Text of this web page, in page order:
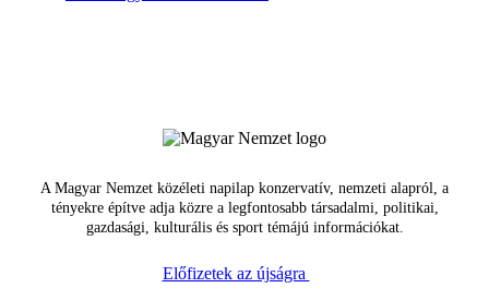
A Magyar Nemzet közéleti napilap konzervatív, nemzeti alapról, a
tényekre építve adja közre a legfontosabb társadalmi, politikai,
gazdasági, kulturális és sport témájú információkat.
Előfizetek az újságra